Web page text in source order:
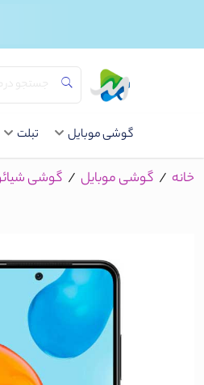
گوشی موبایل تبلت
خانه / گوشی موبایل / گوشی